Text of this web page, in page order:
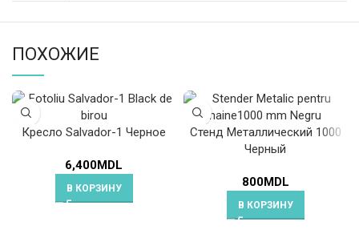
ПОХОЖИЕ
Кресло Salvador-1 Черное
6,400MDL
В КОРЗИНУ
Стенд Металлический 1000
Черный
800MDL
В КОРЗИНУ